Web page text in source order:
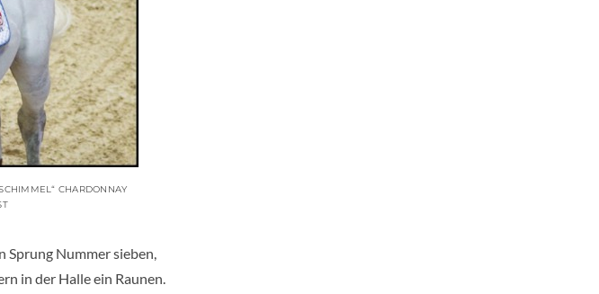
CHARDONNAY
Sprung Nummer sieben,
in der Halle ein Raunen.